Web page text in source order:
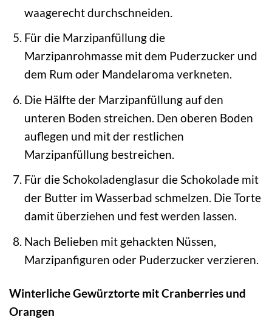
waagerecht durchschneiden.
Für die Marzipanfüllung die
Marzipanrohmasse mit dem Puderzucker und
dem Rum oder Mandelaroma verkneten.
Die Hälfte der Marzipanfüllung auf den
unteren Boden streichen. Den oberen Boden
auflegen und mit der restlichen
Marzipanfüllung bestreichen.
Für die Schokoladenglasur die Schokolade mit
der Butter im Wasserbad schmelzen. Die Torte
damit überziehen und fest werden lassen.
Nach Belieben mit gehackten Nüssen,
Marzipanfiguren oder Puderzucker verzieren.
Winterliche Gewürztorte mit Cranberries und
Orangen